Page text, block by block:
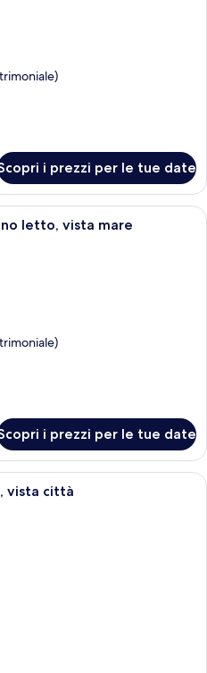
i prezzi per le tue date
Una camera d'albergo moderna
letto, vista mare
i prezzi per le tue date
Una camera d'albergo con due letti,
vista città